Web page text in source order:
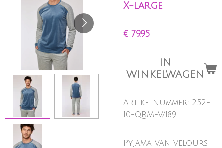
X-large
€ 79,95
IN
WINKELWAGEN
Artikelnummer: 252-
10-QRM-V/189
Pyjama van velours